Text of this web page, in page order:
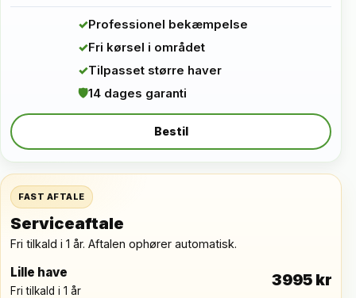
✓Professionel bekæmpelse
✓Fri kørsel i området
✓Tilpasset større haver
🛡14 dages garanti
Bestil
FAST AFTALE
Serviceaftale
Fri tilkald i 1 år. Aftalen ophører automatisk.
Lille have
Fri tilkald i 1 år
3995 kr